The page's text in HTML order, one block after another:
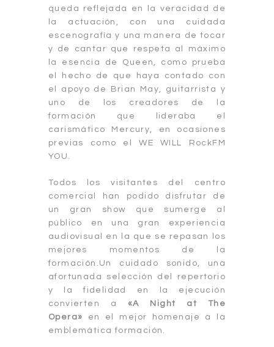
queda reflejada en la veracidad de
la actuación, con una cuidada
escenografía y una manera de tocar
y de cantar que respeta al máximo
la esencia de Queen, como prueba
el hecho de que haya contado con
el apoyo de Brian May, guitarrista y
uno de los creadores de la
formación que lideraba el
carismático Mercury, en ocasiones
previas como el WE WILL RockFM
YOU.
Todos los visitantes del centro
comercial han podido disfrutar de
un gran show que sumerge al
público en una gran experiencia
audiovisual en la que se repasan los
mejores momentos de la
formación.Un cuidado sonido, una
afortunada selección del repertorio
y la fidelidad en la ejecución
convierten a «A Night at The
Opera»
en el mejor homenaje a la
emblemática formación.